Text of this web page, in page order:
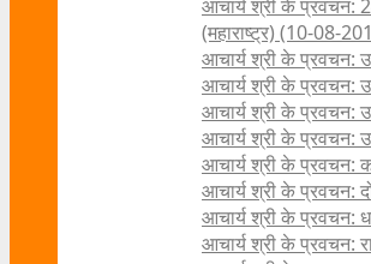
आचार्य श्री के प्रवचन:
(महाराष्ट्र) (10-08-
आचार्य श्री के प्रवचन:
आचार्य श्री के प्रवचन:
आचार्य श्री के प्रवचन:
आचार्य श्री के प्रवचन:
आचार्य श्री के प्रवचन:
आचार्य श्री के प्रवचन:
आचार्य श्री के प्रवचन:
आचार्य श्री के प्रवचन: